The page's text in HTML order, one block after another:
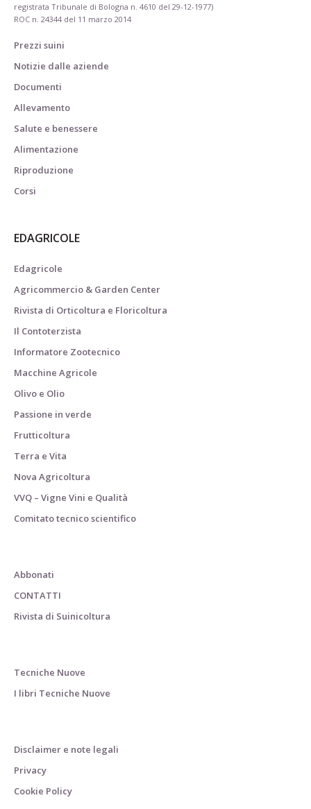
registrata Tribunale di Bologna n. 4610 del 29-12-1977)
ROC n. 24344 del 11 marzo 2014
Prezzi suini
Notizie dalle aziende
Documenti
Allevamento
Salute e benessere
Alimentazione
Riproduzione
Corsi
EDAGRICOLE
Edagricole
Agricommercio & Garden Center
Rivista di Orticoltura e Floricoltura
Il Contoterzista
Informatore Zootecnico
Macchine Agricole
Olivo e Olio
Passione in verde
Frutticoltura
Terra e Vita
Nova Agricoltura
VVQ – Vigne Vini e Qualità
Comitato tecnico scientifico
Abbonati
CONTATTI
Rivista di Suinicoltura
Tecniche Nuove
I libri Tecniche Nuove
Disclaimer e note legali
Privacy
Cookie Policy